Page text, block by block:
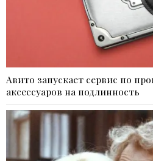
Авито запускает сервис по
аксессуаров на подлинность